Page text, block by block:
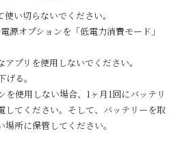
い切らないでください。
源オプションを「低電力消費モード」
プリを使用しないでください。
る。
を使用しない場合、1ヶ月1回にバッテリ
してください。そして、バッテリーを取
所に保管してください。